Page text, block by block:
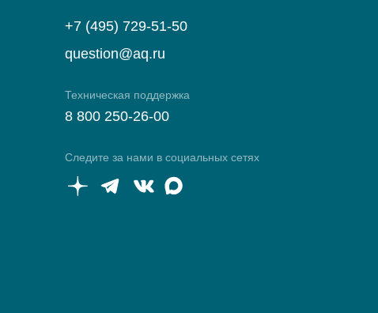
+7 (495) 729-51-50
question@aq.ru
Техническая поддержка
8 800 250-26-00
Следите за нами в социальных сетях